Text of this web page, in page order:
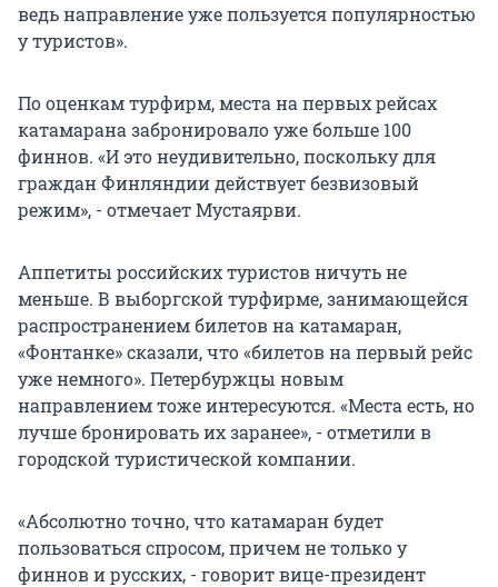
ведь направление уже пользуется популярностью
у туристов».
По оценкам турфирм, места на первых рейсах
катамарана забронировало уже больше 100
финнов. «И это неудивительно, поскольку для
граждан Финляндии действует безвизовый
режим», - отмечает Мустаярви.
Аппетиты российских туристов ничуть не
меньше. В выборгской турфирме, занимающейся
распространением билетов на катамаран,
«Фонтанке» сказали, что «билетов на первый рейс
уже немного». Петербуржцы новым
направлением тоже интересуются. «Места есть, но
лучше бронировать их заранее», - отметили в
городской туристической компании.
«Абсолютно точно, что катамаран будет
пользоваться спросом, причем не только у
финнов и русских, - говорит вице-президент